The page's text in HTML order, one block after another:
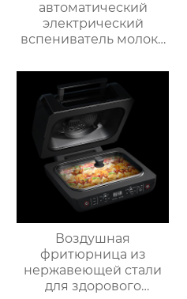
автоматический
электрический
вспениватель молока
молока машина для
приготовления
горячего шоколада
Воздушная
фритюрница из
нержавеющей стали
для здорового